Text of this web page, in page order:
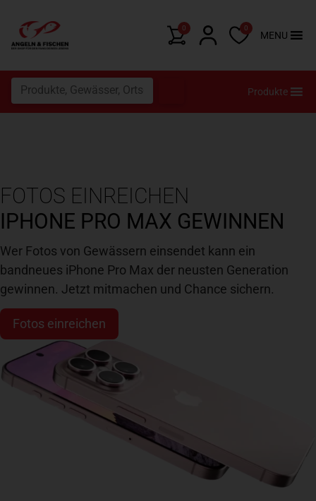
0 0
MENU
Produkte
FOTOS EINREICHEN
IPHONE PRO MAX GEWINNEN
Wer Fotos von Gewässern einsendet kann ein
bandneues iPhone Pro Max der neusten Generation
gewinnen. Jetzt mitmachen und Chance sichern.
Fotos einreichen